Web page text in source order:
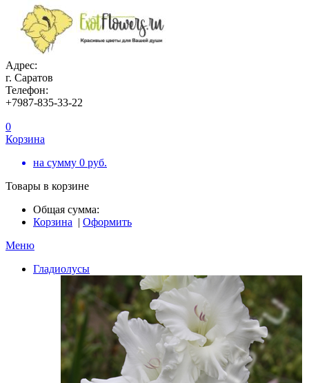
Адрес:
г. Саратов
Телефон:
+7987-835-33-22
0
Корзина
на сумму 0 руб.
Товары в корзине
Общая сумма:
Корзина | Оформить
Меню
Гладиолусы